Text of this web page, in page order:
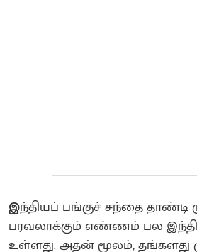
இந்தியப் பங்குச் சந்தை தாண்டி
பரவலாக்கும் எண்ணம் பல
உள்ளது. அதன் மூலம், தங்களது